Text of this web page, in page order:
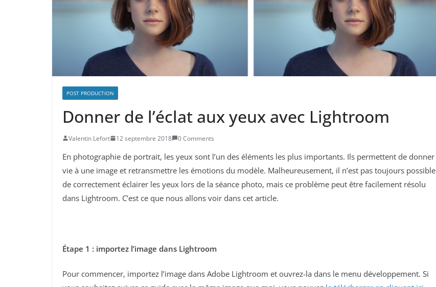
POST PRODUCTION
Donner de l’éclat aux yeux avec Lightroom
Valentin Lefort 12 septembre 2018 0 Comments
En photographie de portrait, les yeux sont l’un des éléments les plus importants. Ils permettent de donner
vie à une image et retransmettre les émotions du modèle. Malheureusement, il n’est pas toujours possible
de correctement éclairer les yeux lors de la séance photo, mais ce problème peut être facilement résolu
dans Lightroom. C’est ce que nous allons voir dans cet article.
Étape 1 : importez l’image dans Lightroom
Pour commencer, importez l’image dans Adobe Lightroom et ouvrez-la dans le menu développement. Si